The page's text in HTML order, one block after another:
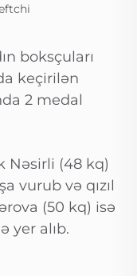
boksçuları
keçirilən
2 medal
Nəsirli (48 kq)
vurub və qızıl
(50 kq) isə
yer alıb.